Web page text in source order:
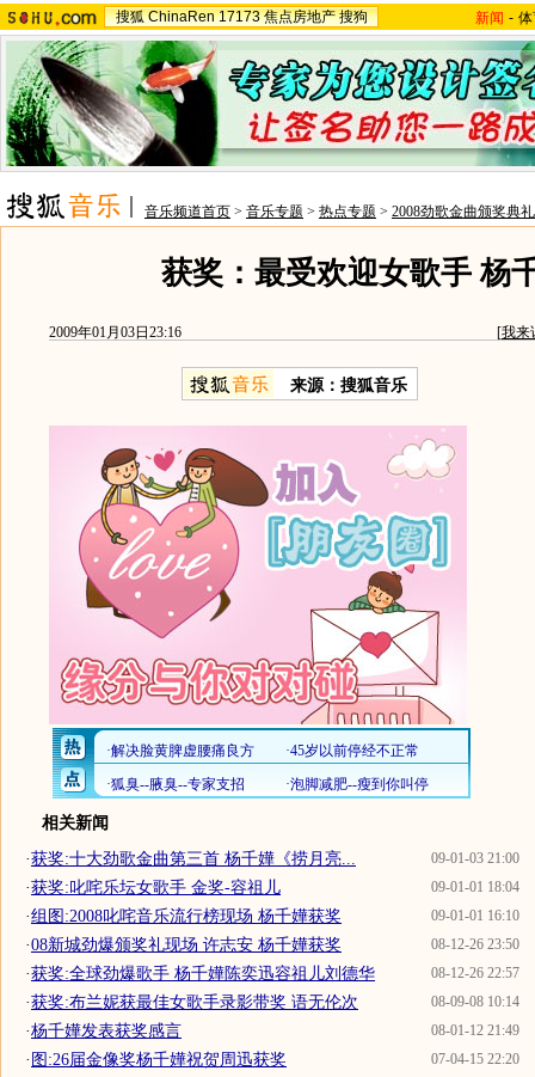
搜狐 ChinaRen 17173 焦点房地产 搜狗 新闻 -
音乐频道首页 > 音乐专题 > 热点专题 > 2008劲歌金曲颁奖典礼
获奖：最受欢迎女歌手 杨
2009年01月03日23:16 [我来
来源：搜狐音乐
相关新闻
09-01-03 21:00
·获奖:十大劲歌金曲第三首 杨千嬅《捞月亮...
09-01-01 18:04
·获奖:叱咤乐坛女歌手 金奖-容祖儿
09-01-01 16:10
·组图:2008叱咤音乐流行榜现场 杨千嬅获奖
08-12-26 23:50
·08新城劲爆颁奖礼现场 许志安 杨千嬅获奖
08-12-26 22:57
·获奖:全球劲爆歌手 杨千嬅陈奕迅容祖儿刘德华
08-09-08 10:14
·获奖:布兰妮获最佳女歌手录影带奖 语无伦次
08-01-12 21:49
·杨千嬅发表获奖感言
07-04-15 22:20
·图:26届金像奖杨千嬅祝贺周迅获奖